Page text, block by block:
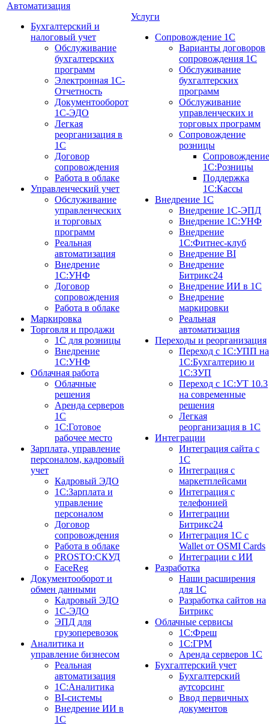
Автоматизация
Бухгалтерский и
налоговый учет
Обслуживание
бухгалтерских
программ
Электронная 1С-
Отчетность
Документооборот
1С-ЭДО
Легкая
реорганизация в
1С
Договор
сопровождения
Работа в облаке
Управленческий учет
Обслуживание
управленческих
и торговых
программ
Реальная
автоматизация
Внедрение
1С:УНФ
Договор
сопровождения
Работа в облаке
Маркировка
Торговля и продажи
1С для розницы
Внедрение
1С:УНФ
Облачная работа
Облачные
решения
Аренда серверов
1С
1C:Готовое
рабочее место
Зарплата, управление
персоналом, кадровый
учет
Кадровый ЭДО
1С:Зарплата и
управление
персоналом
Договор
сопровождения
Работа в облаке
PROSTO:СКУД
FaceReg
Документооборот и
обмен данными
Кадровый ЭДО
1С-ЭДО
ЭПД для
грузоперевозок
Аналитика и
управление бизнесом
Реальная
автоматизация
1С:Аналитика
BI-системы
Внедрение ИИ в
1С
Услуги
Сопровождение 1С
Варианты договоров
сопровождения 1С
Обслуживание
бухгалтерских
программ
Обслуживание
управленческих и
торговых программ
Сопровождение
розницы
Сопровождение
1С:Розницы
Поддержка
1С:Кассы
Внедрение 1С
Внедрение 1С-ЭПД
Внедрение 1С:УНФ
Внедрение
1С:Фитнес-клуб
Внедрение BI
Внедрение
Битрикс24
Внедрение ИИ в 1С
Внедрение
маркировки
Реальная
автоматизация
Переходы и реорганизация
Переход с 1С:УПП на
1С:Бухгалтерию и
1С:ЗУП
Переход с 1С:УТ 10.3
на современные
решения
Легкая
реорганизация в 1С
Интеграции
Интеграция сайта с
1С
Интеграция с
маркетплейсами
Интеграция с
телефонией
Интеграции
Битрикс24
Интеграция 1С с
Wallet от OSMI Cards
Интеграции с ИИ
Разработка
Наши расширения
для 1С
Разработка сайтов на
Битрикс
Облачные сервисы
1С:Фреш
1С:ГРМ
Аренда серверов 1С
Бухгалтерский учет
Бухгалтерский
аутсорсинг
Ввод первичных
документов